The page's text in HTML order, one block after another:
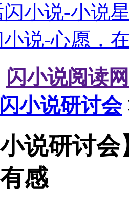
小说-小说
说-心愿，
闪小说阅读网
小说研讨会
小说研讨
感